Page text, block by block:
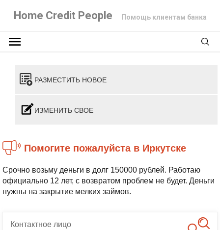
Home Credit People Помощь клиентам банка
РАЗМЕСТИТЬ НОВОЕ
ИЗМЕНИТЬ СВОЕ
помогите пожалуйста в Иркутске
Срочно возьму деньги в долг 150000 рублей. Работаю
официально 12 лет, с возвратом проблем не будет. Деньги
нужны на закрытие мелких займов.
Контактноелицо